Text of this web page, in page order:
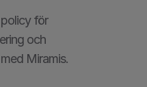
för
och
Miramis.